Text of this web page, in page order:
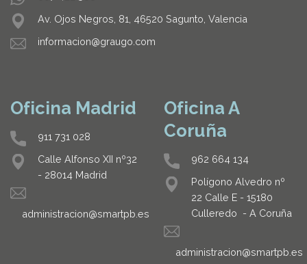
Oficina Madrid
911 731 028
Calle Alfonso XII nº32
- 28014 Madrid
administracion@smartpb.es
Av. Ojos Negros, 81, 46520 Sagunto, Valencia
informacion@graugo.com
Oficina A
Coruña
962 664 134
Polígono Alvedro nº
22 Calle E - 15180
Culleredo - A Coruña
administracion@smartpb.es